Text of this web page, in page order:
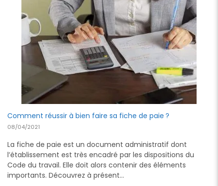
Comment réussir à bien faire sa fiche de paie ?
08/04/2021
La fiche de paie est un document administratif dont
l’établissement est très encadré par les dispositions du
Code du travail. Elle doit alors contenir des éléments
importants. Découvrez à présent…